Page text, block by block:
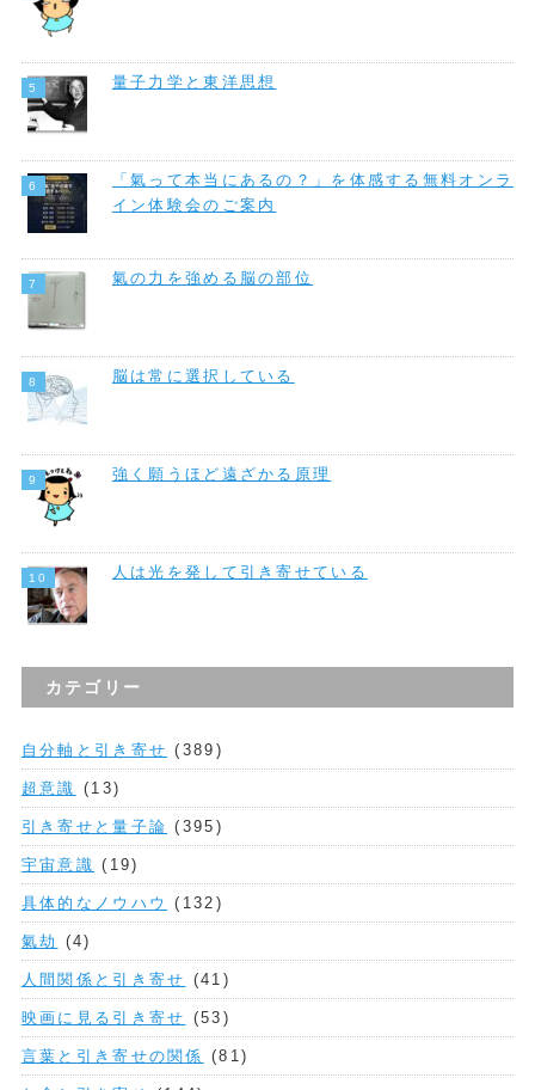
量子力学と東洋思想
「氣って本当にあるの？」を体感する無料オンラ
イン体験会のご案内
氣の力を強める脳の部位
脳は常に選択している
強く願うほど遠ざかる原理
人は光を発して引き寄せている
カテゴリー
自分軸と引き寄せ (389)
超意識 (13)
引き寄せと量子論 (395)
宇宙意識 (19)
具体的なノウハウ (132)
氣劫 (4)
人間関係と引き寄せ (41)
映画に見る引き寄せ (53)
言葉と引き寄せの関係 (81)